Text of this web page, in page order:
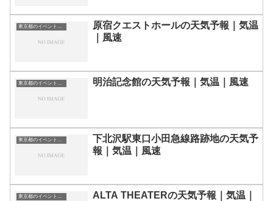
東京都のイベント会場一覧
原宿クエストホールの天気予報｜気温
｜風速
明治記念館の天気予報｜気温｜風速
下北沢駅東口小田急線路跡地の天気予
報｜気温｜風速
ALTA THEATERの天気予報｜気温｜